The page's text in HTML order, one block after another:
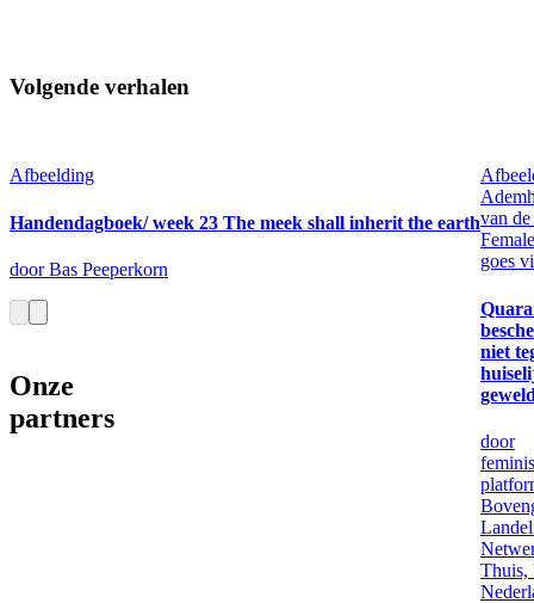
Volgende verhalen
Afbeelding
Handendagboek/ week 23 The meek shall inherit the earth
door Bas Peeperkorn
van de
goes
niet
door
Onze
partners